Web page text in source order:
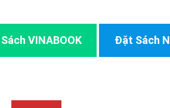
VINABOOK Đặt Sách